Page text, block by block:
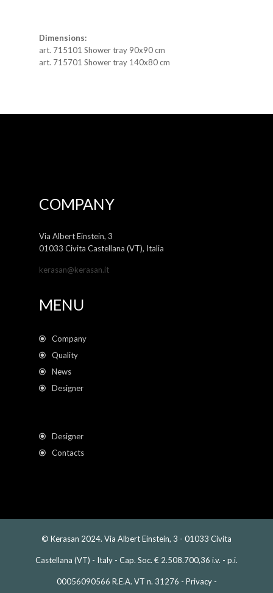
Dimensions:
art. 715101 Shower tray 90x90 cm
art. 715701 Shower tray 140x80 cm
COMPANY
Via Albert Einstein, 3
01033 Civita Castellana (VT), Italia
kerasan@kerasan.it
MENU
Company
Quality
News
Designer
Designer
Contacts
© Kerasan 2024. Via Albert Einstein, 3 - 01033 Civita
Castellana (VT) - Italy - Cap. Soc. € 2.508.700,36 i.v. - p.i.
00056090566 R.E.A. VT n. 31276 - Privacy-